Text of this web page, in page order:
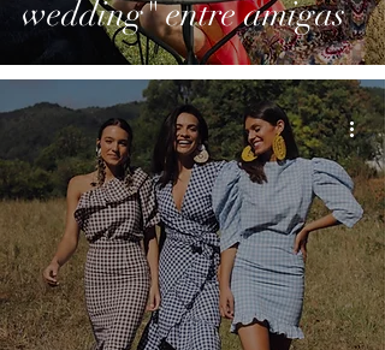
wedding" entre amigas